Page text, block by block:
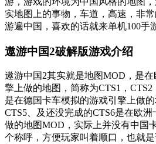
实地图上的事物，车道，高速，非
游遍中国，喜欢的话就来单机100手
遨游中国2破解版游戏介绍
遨游中国2其实就是地图MOD，是在
擎上做的地图，简称为CTS1，CTS2
是在德国卡车模拟的游戏引擎上做
CTS5、及还没完成的CTS6是在欧
做的地图MOD，实际上并没有中国
个称呼，方便玩家叫着顺口，也就